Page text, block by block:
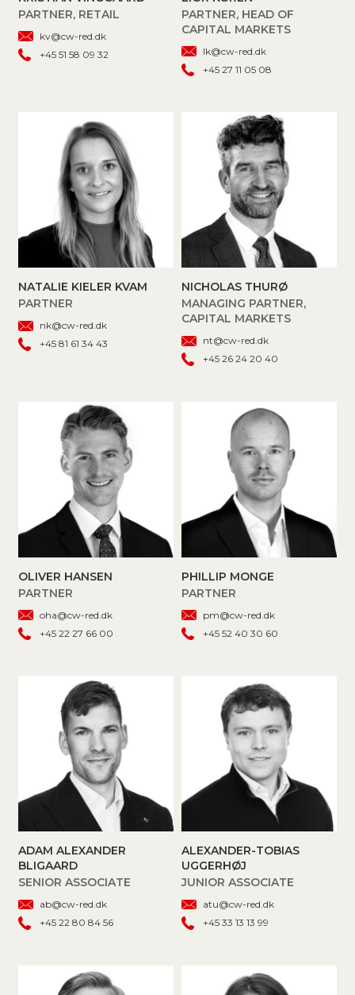
PARTNER, RETAIL
kv@cw-red.dk
+45 51 58 09 32
PARTNER, HEAD OF
CAPITAL MARKETS
lk@cw-red.dk
+45 27 11 05 08
NATALIE KIELER KVAM
PARTNER
nk@cw-red.dk
+45 81 61 34 43
NICHOLAS THURØ
MANAGING PARTNER,
CAPITAL MARKETS
nt@cw-red.dk
+45 26 24 20 40
OLIVER HANSEN
PARTNER
oha@cw-red.dk
+45 22 27 66 00
PHILLIP MONGE
PARTNER
pm@cw-red.dk
+45 52 40 30 60
ADAM ALEXANDER
BLIGAARD
SENIOR ASSOCIATE
ab@cw-red.dk
+45 22 80 84 56
ALEXANDER-TOBIAS
UGGERHØJ
JUNIOR ASSOCIATE
atu@cw-red.dk
+45 33 13 13 99